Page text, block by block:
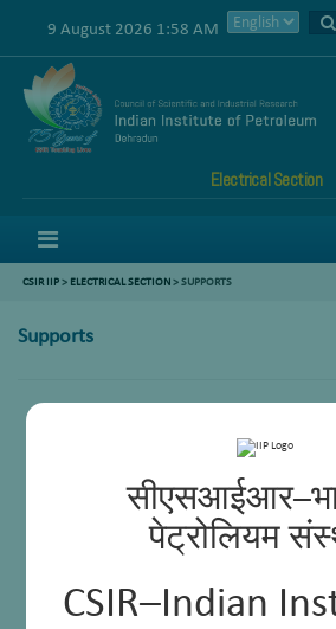
पेट्रोलियम
CSIR–Indian
9 August 2026 1:58 AM
Electrical Section
CSIR IIP> ELECTRICAL SECTION> SUPPORTS
Supports